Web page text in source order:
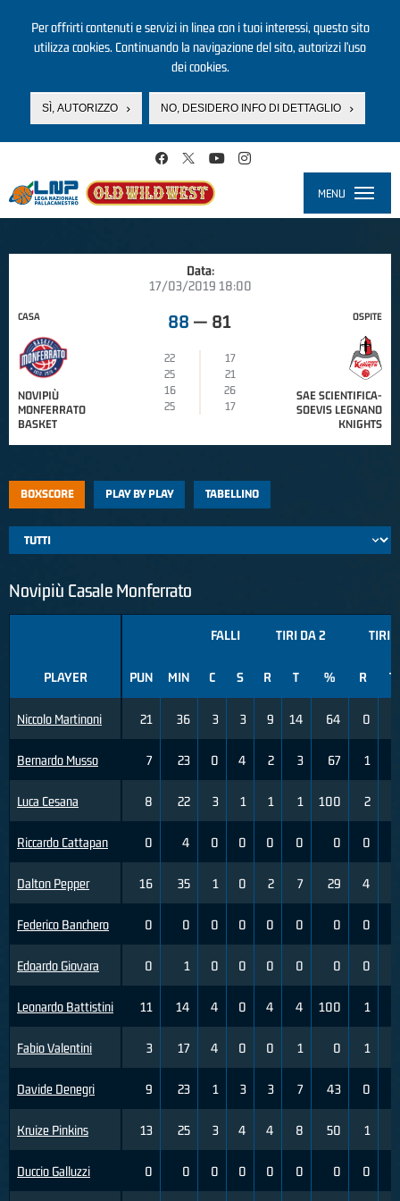
Per offrirti contenuti e servizi in linea con i tuoi interessi, questo sito
utilizza cookies. Continuando la navigazione del sito, autorizzi l’uso
dei cookies.
SÌ, AUTORIZZO NO, DESIDERO INFO DI DETTAGLIO
MENU
Data:
17/03/2019 18:00
CASA
NOVIPIÙ
MONFERRATO
BASKET
88 — 81
22
17
25
21
16
26
25
17
OSPITE
SAE SCIENTIFICA-
SOEVIS LEGNANO
KNIGHTS
BOXSCORE PLAY BY PLAY TABELLINO
Novipiù Casale Monferrato
PLAYER
Niccolo Martinoni
Bernardo Musso
Luca Cesana
Riccardo Cattapan
Dalton Pepper
Federico Banchero
Edoardo Giovara
Leonardo Battistini
Fabio Valentini
Davide Denegri
Kruize Pinkins
Duccio Galluzzi
FALLI TIRI DA 2 TIRI
PUN MIN C S R T % R T
21 36 3 3 9 14 64 0
7 23 0 4 2 3 67 1
8 22 3 1 1 1 100 2
0 4 0 0 0 0 0 0
16 35 1 0 2 7 29 4
0 0 0 0 0 0 0 0
0 1 0 0 0 0 0 0
11 14 4 0 4 4 100 1
3 17 4 0 0 1 0 1
9 23 1 3 3 7 43 0
13 25 3 4 4 8 50 1
0 0 0 0 0 0 0 0